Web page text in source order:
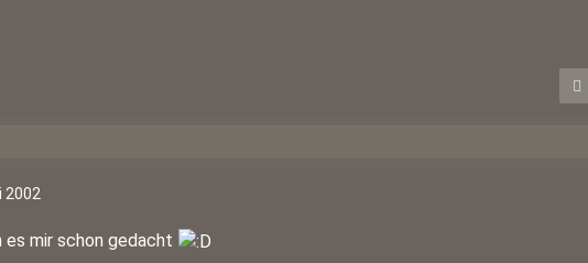
2002
es mir schon gedacht